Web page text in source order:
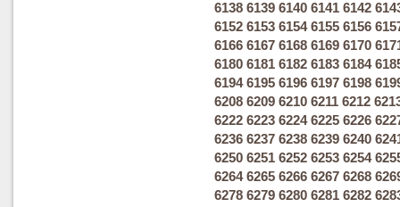
6138 6139 6140 6141 6142
6152 6153 6154 6155 6156
6166 6167 6168 6169 6170
6180 6181 6182 6183 6184
6194 6195 6196 6197 6198
6208 6209 6210 6211 6212
6222 6223 6224 6225 6226
6236 6237 6238 6239 6240
6250 6251 6252 6253 6254
6264 6265 6266 6267 6268
6278 6279 6280 6281 6282